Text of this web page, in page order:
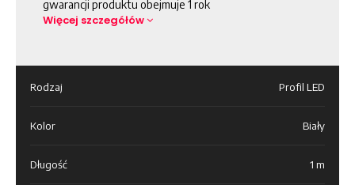
gwarancji produktu obejmuje 1 rok
Więcej szczegółów
Rodzaj Profil LED
Kolor Biały
Długość 1 m